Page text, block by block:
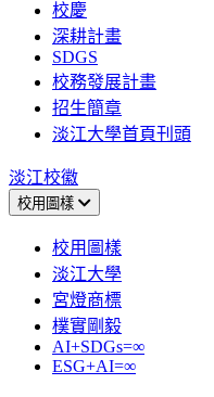
校慶
深耕計畫
SDGS
校務發展計畫
招生簡章
淡江大學首頁刊頭
淡江校徽
校用圖樣
校用圖樣
淡江大學
宮燈商標
樸實剛毅
AI+SDGs=∞
ESG+AI=∞